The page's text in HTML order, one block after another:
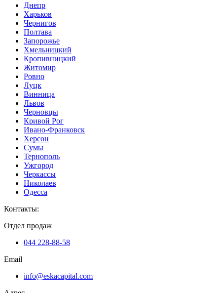
Днепр
Харьков
Чернигов
Полтава
Запорожье
Хмельницкий
Кропивницкий
Житомир
Ровно
Луцк
Винница
Львов
Черновцы
Кривой Рог
Ивано-Франковск
Херсон
Сумы
Тернополь
Ужгород
Черкассы
Николаев
Одесса
Контакты:
Отдел продаж
044 228-88-58
Email
info@eskacapital.com